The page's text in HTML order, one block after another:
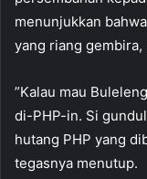
menunjukkan
yang riang gembira,
”Kalau mau
di-PHP-in. Si
hutang PHP yang
tegasnya menutup.